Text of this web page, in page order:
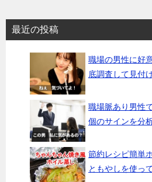
最近の投稿
職場の男性に好
底調査して見付
職場脈あり男性
個のサインを分
節約レシピ簡単
ともやしを使っ